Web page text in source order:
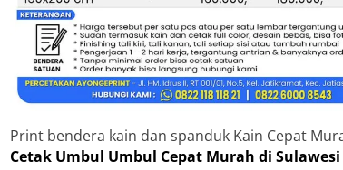
Print bendera kain dan spanduk Kain Cepat
Cetak Umbul Umbul Cepat Murah di